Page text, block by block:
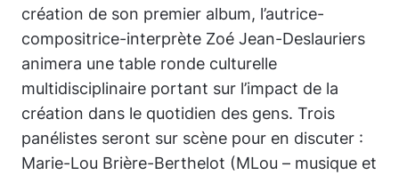
création de son premier album, l’autrice-
compositrice-interprète Zoé Jean-Deslauriers
animera une table ronde culturelle
multidisciplinaire portant sur l’impact de la
création dans le quotidien des gens. Trois
panélistes seront sur scène pour en discuter :
Marie-Lou Brière-Berthelot (MLou – musique et